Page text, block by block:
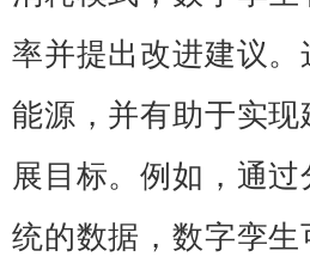
率并提出改进建议。
能源，并有助于实
展目标。例如，通
统的数据，数字孪